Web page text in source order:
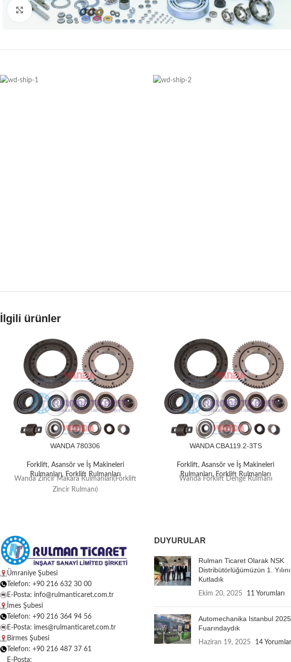
Büyütmek için tıklayın
İlgili ürünler
WANDA 780306
Forklift, Asansör ve İş Makineleri
Rulmanları, Forklift Rulmanları
Wanda Zincir Makara Rulmanları(Forklift
Zincir Rulmanı)
WANDA CBA119.2-3TS
Forklift, Asansör ve İş Makineleri
Rulmanları, Forklift Rulmanları
Wanda Forklift Denge Rulmanı
Ümraniye Şubesi
Telefon: +90 216 632 30 00
E-Posta: info@rulmanticaret.com.tr
İmes Şubesi
Telefon: +90 216 364 94 56
E-Posta: imes@rulmanticaret.com.tr
Birmes Şubesi
Telefon: +90 216 487 37 61
E-Posta:
DUYURULAR
Rulman Ticaret Olarak NSK
Distribütörlüğümüzün 1. Yılını
Kutladık
Ekim 20, 2025 11 Yorumları
Automechanika Istanbul 2025
Fuarındaydık
Haziran 19, 2025 14